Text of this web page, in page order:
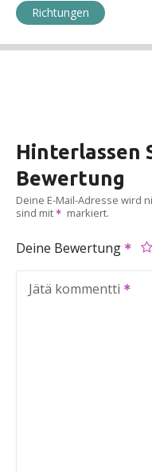
Richtungen
Hinterlassen
Bewertung
Deine E-Mail-Adresse wird
sind mit
markiert.
Deine Bewertung
Jätä kommentti